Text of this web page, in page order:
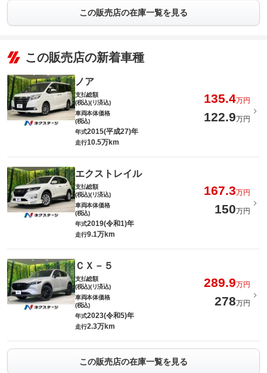
この販売店の在庫一覧を見る
この販売店の新着車種
ノア
支払総額
(税込)(リ済込)
135.4万円
車両本体価格
(税込)
122.9万円
年式2015(平成27)年
走行10.5万km
エクストレイル
支払総額
(税込)(リ済込)
167.3万円
車両本体価格
(税込)
150万円
年式2019(令和1)年
走行9.1万km
ＣＸ－５
支払総額
(税込)(リ済込)
289.9万円
車両本体価格
(税込)
278万円
年式2023(令和5)年
走行2.3万km
この販売店の在庫一覧を見る